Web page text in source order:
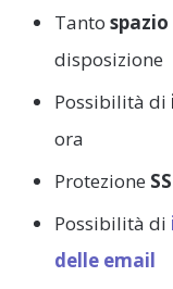
Tanto
disposizione
Possibilità di
ora
Protezione
Possibilità di
delle email